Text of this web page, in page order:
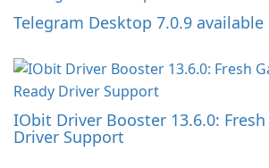
Telegram Desktop 7.0.9 available
IObit Driver Booster 13.6.0: Fresh
Driver Support